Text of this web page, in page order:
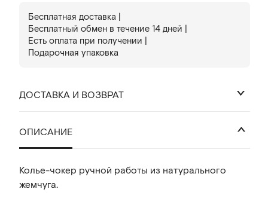
Бесплатная доставка |
Бесплатный обмен в течениe 14 дней |
Есть оплата при получении |
Подарочная упаковка
ДОСТАВКА И ВОЗВРАТ
ОПИСАНИЕ
Колье-чокер ручной работы из натурального
жемчуга.